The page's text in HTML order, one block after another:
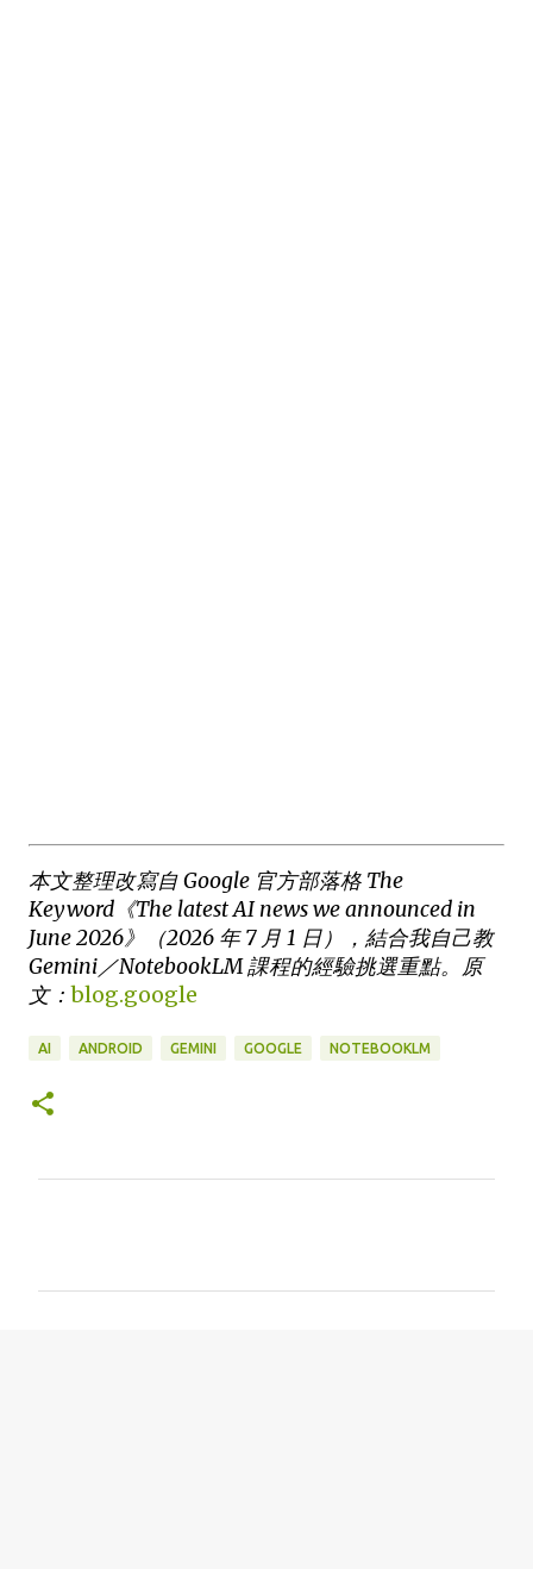
本文整理改寫自 Google 官方部落格 The
Keyword《The latest AI news we announced in
June 2026》（2026 年 7 月 1 日），結合我自己教
Gemini／NotebookLM 課程的經驗挑選重點。原
文：blog.google
AI ANDROID GEMINI GOOGLE NOTEBOOKLM